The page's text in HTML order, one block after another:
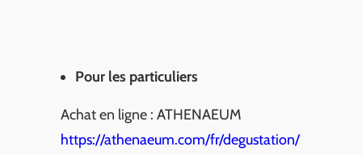
Pour les particuliers
Achat en ligne : ATHENAEUM
https://athenaeum.com/fr/degustation/